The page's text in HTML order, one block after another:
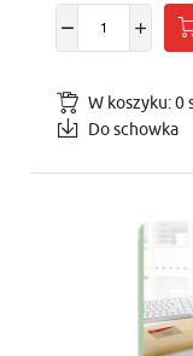
W koszyku:0
Do schowka